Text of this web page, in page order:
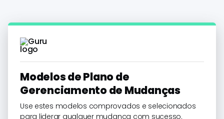
Modelos de Plano de
Gerenciamento de Mudanças
Use estes modelos comprovados e selecionados
para liderar qualquer mudança com sucesso.